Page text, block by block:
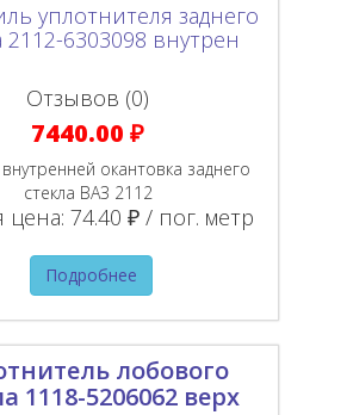
Отзывов (0)
7440.00 ₽
окантовка заднего
стекла ВАЗ 2112
цена: 74.40 ₽ / пог. метр
Подробнее
лобового
1118-5206062 верх